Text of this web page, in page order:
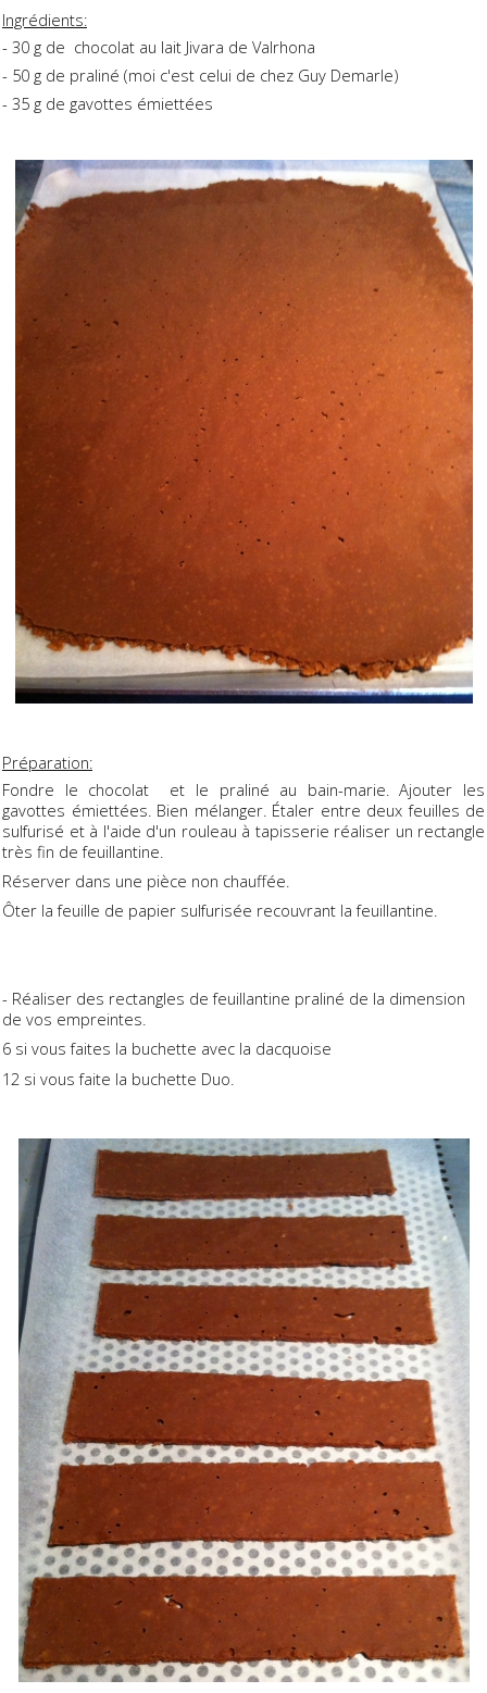
Ingrédients:
- 30 g de chocolat au lait Jivara de Valrhona
- 50 g de praliné (moi c'est celui de chez Guy Demarle)
- 35 g de gavottes émiettées
Préparation:
Fondre le chocolat et le praliné au bain-marie. Ajouter les
gavottes émiettées. Bien mélanger. Étaler entre deux feuilles de
sulfurisé et à l'aide d'un rouleau à tapisserie réaliser un rectangle
très fin de feuillantine.
Réserver dans une pièce non chauffée.
Ôter la feuille de papier sulfurisée recouvrant la feuillantine.
- Réaliser des rectangles de feuillantine praliné de la dimension
de vos empreintes.
6 si vous faites la buchette avec la dacquoise
12 si vous faite la buchette Duo.